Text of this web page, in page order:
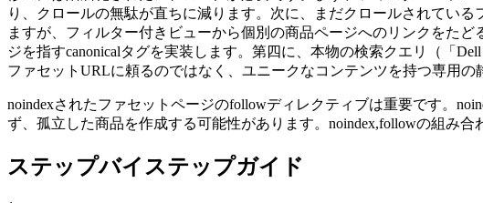
り、クロールの無駄が直ちに減ります。次に、まだクロールされてい
ますが、フィルター付きビューから個別の商品ページへのリンクをた
ジを指すcanonicalタグを実装します。第四に、本物の検索クエリ（「
ファセットURLに頼るのではなく、ユニークなコンテンツを持つ専用の
noindexされたファセットページのfollowディレクティブは重要です。
ず、孤立した商品を作成する可能性があります。noindex,followの組み
ステップバイステップガイド